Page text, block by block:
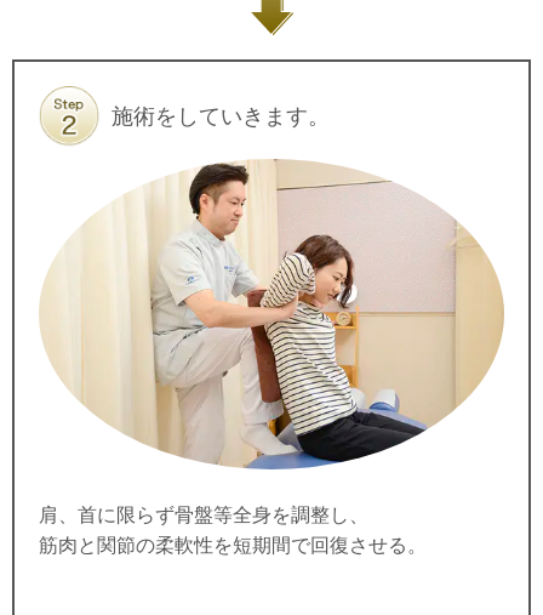
施術をしていきます。
肩、首に限らず骨盤等全身を調整し、
筋肉と関節の柔軟性を短期間で回復させる。